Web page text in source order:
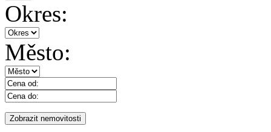
Okres:
Město: